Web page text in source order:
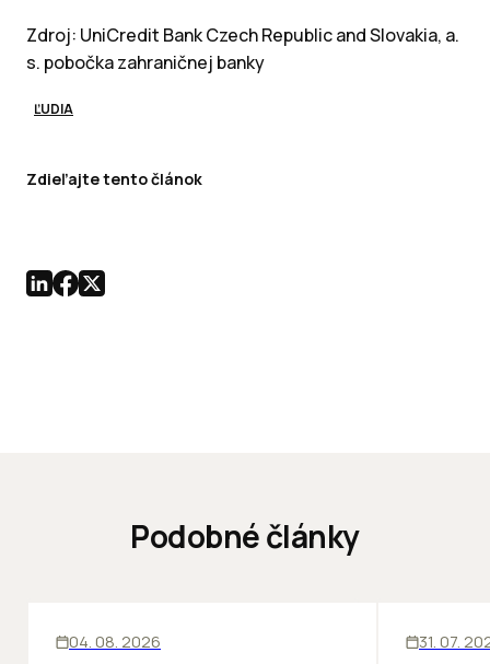
Zdroj: UniCredit Bank Czech Republic and Slovakia, a.
s. pobočka zahraničnej banky
ĽUDIA
Zdieľajte tento článok
Podobné články
04. 08. 2026 31. 07.